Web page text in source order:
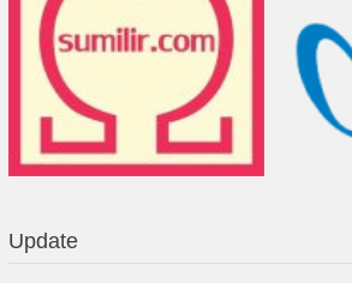
Update